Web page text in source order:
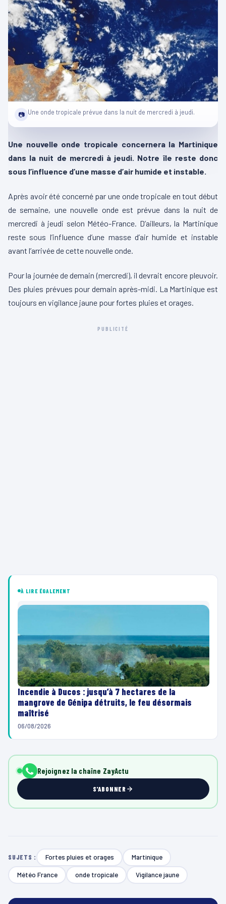
📷 Une onde tropicale prévue dans la nuit de mercredi à jeudi.
Une nouvelle onde tropicale concernera la Martinique
dans la nuit de mercredi à jeudi. Notre île reste donc
sous l’influence d’une masse d’air humide et instable.
Après avoir été concerné par une onde tropicale en tout début
de semaine, une nouvelle onde est prévue dans la nuit de
mercredi à jeudi selon Météo-France. D’ailleurs, la Martinique
reste sous l’influence d’une masse d’air humide et instable
avant l’arrivée de cette nouvelle onde.
Pour la journée de demain (mercredi), il devrait encore pleuvoir.
Des pluies prévues pour demain après-midi. La Martinique est
toujours en vigilance jaune pour fortes pluies et orages.
PUBLICITÉ
À LIRE ÉGALEMENT
Incendie à Ducos : jusqu’à 7 hectares de la
mangrove de Génipa détruits, le feu désormais
maîtrisé
06/08/2026
Rejoignez la chaîne ZayActu
S'ABONNER
SUJETS : Fortes pluies et orages Martinique
Météo France onde tropicale Vigilance jaune